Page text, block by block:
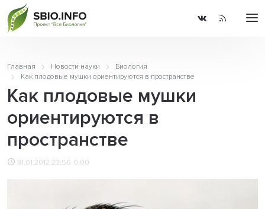
Главная Новости науки
Биология
Как плодовые мушки ориентируются в пространстве
Как плодовые мушки
ориентируются в
пространстве
31.01.2012 23:56 0.00